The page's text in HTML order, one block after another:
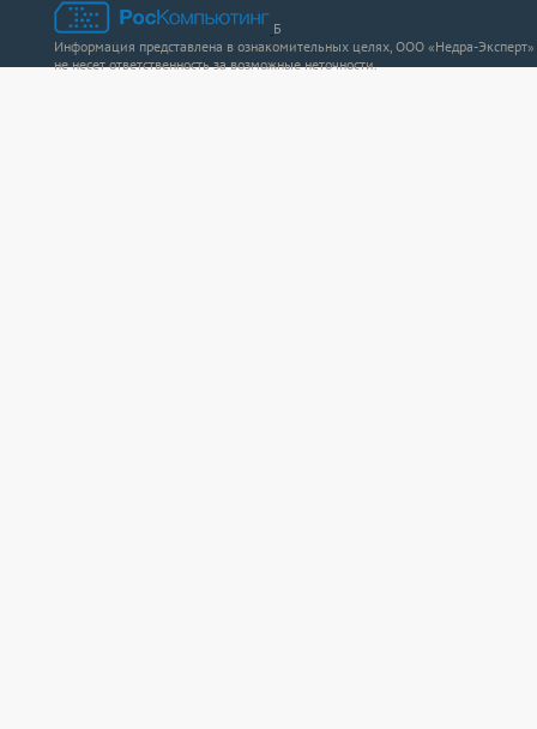
Б
Информация представлена в ознакомительных целях, ООО «Недра-Эксперт»
не несет ответственность за возможные неточности.